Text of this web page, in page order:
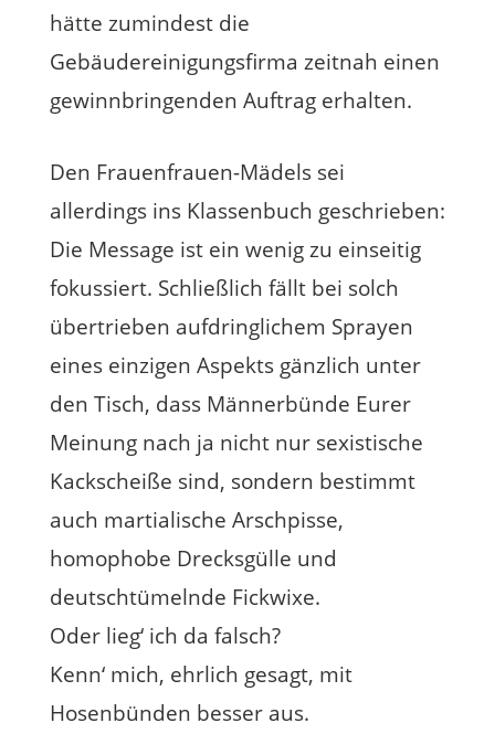
hätte zumindest die
Gebäudereinigungsfirma zeitnah einen
gewinnbringenden Auftrag erhalten.
Den Frauenfrauen-Mädels sei
allerdings ins Klassenbuch geschrieben:
Die Message ist ein wenig zu einseitig
fokussiert. Schließlich fällt bei solch
übertrieben aufdringlichem Sprayen
eines einzigen Aspekts gänzlich unter
den Tisch, dass Männerbünde Eurer
Meinung nach ja nicht nur sexistische
Kackscheiße sind, sondern bestimmt
auch martialische Arschpisse,
homophobe Drecksgülle und
deutschtümelnde Fickwixe.
Oder lieg‘ ich da falsch?
Kenn‘ mich, ehrlich gesagt, mit
Hosenbünden besser aus.